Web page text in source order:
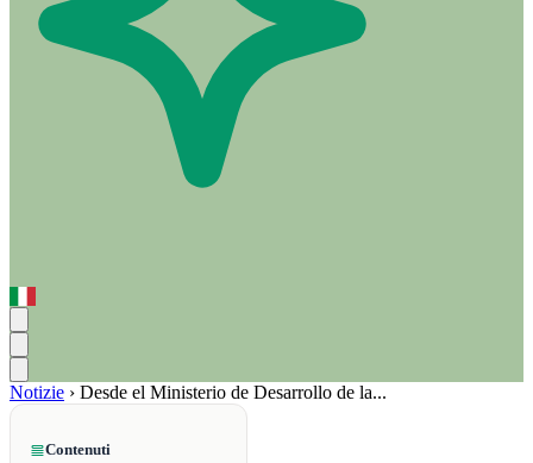
Notizie › Desde el Ministerio de Desarrollo de la...
Contenuti